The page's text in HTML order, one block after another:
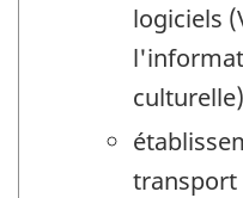
logiciels
culturelle)
transport